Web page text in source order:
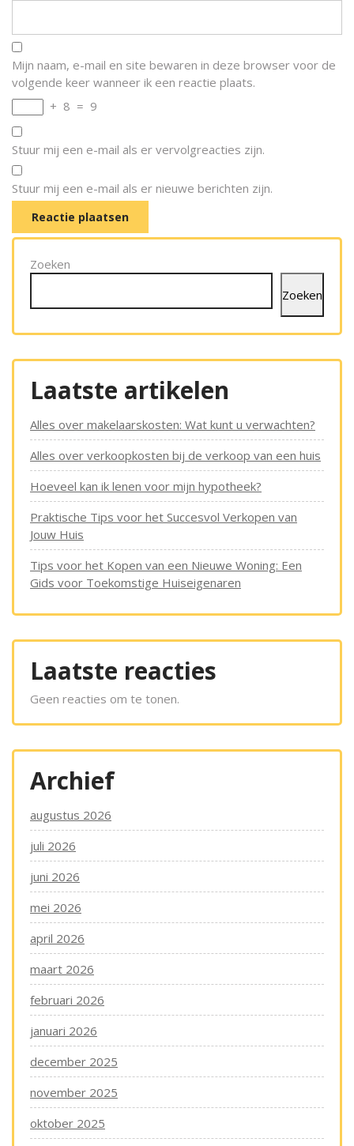
Mijn naam, e-mail en site bewaren in deze browser voor de
volgende keer wanneer ik een reactie plaats.
+ 8 = 9
Stuur mij een e-mail als er vervolgreacties zijn.
Stuur mij een e-mail als er nieuwe berichten zijn.
Zoeken
Zoeken
Laatste artikelen
Alles over makelaarskosten: Wat kunt u verwachten?
Alles over verkoopkosten bij de verkoop van een huis
Hoeveel kan ik lenen voor mijn hypotheek?
Praktische Tips voor het Succesvol Verkopen van
Jouw Huis
Tips voor het Kopen van een Nieuwe Woning: Een
Gids voor Toekomstige Huiseigenaren
Laatste reacties
Geen reacties om te tonen.
Archief
augustus 2026
juli 2026
juni 2026
mei 2026
april 2026
maart 2026
februari 2026
januari 2026
december 2025
november 2025
oktober 2025